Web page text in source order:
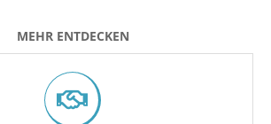
MEHR ENTDECKEN